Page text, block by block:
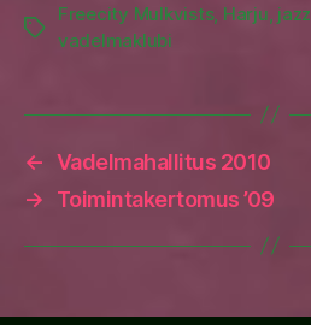
Tags
Freecity Mulkvists, Harju, jazz
vadelmaklubi
← Vadelmahallitus 2010
→
Toimintakertomus ’09